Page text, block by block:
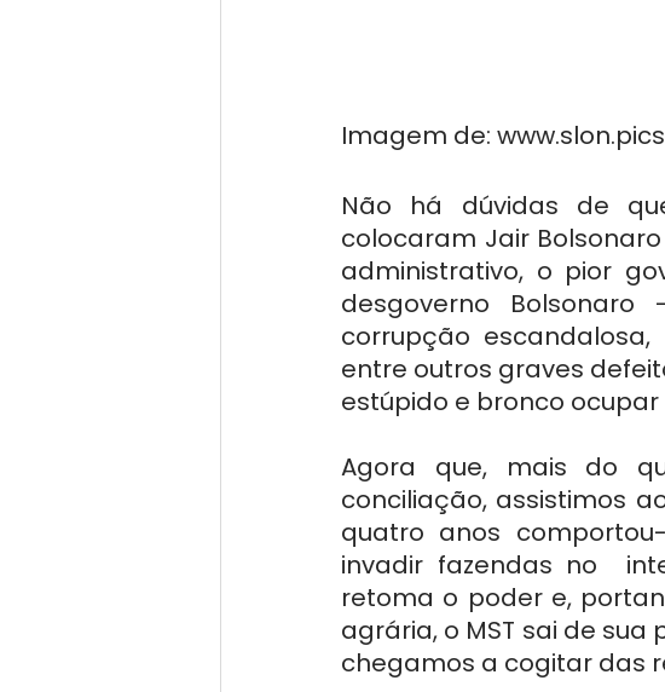
Imagem de:
Não há dúvidas de
colocaram Jair
administrativo, o pior
desgoverno
corrupção
entre outros graves
estúpido e bronco ocupar
Agora que, mais do
conciliação, assistimos
quatro anos
invadir fazendas no
retoma o poder e,
agrária, o MST sai de
chegamos a cogitar das